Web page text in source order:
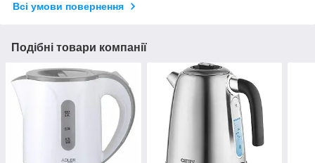
Всі умови повернення
Подібні товари компанії